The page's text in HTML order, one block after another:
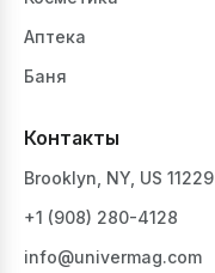
Аптека
Баня
Контакты
Brooklyn, NY, US 11229
+1 ‪(908) 280-4128‬
info@univermag.com